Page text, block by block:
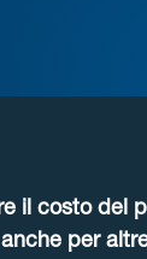
il costo del
per